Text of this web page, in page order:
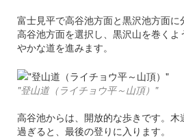
富士見平で高谷池方面と黒沢池方面に
高谷池方面を選択し、黒沢山を巻く
やかな道を進みます。
"登山道（ライチョウ平～山頂）"
高谷池からは、開放的な歩きです。
過ぎると、最後の登りに入ります。